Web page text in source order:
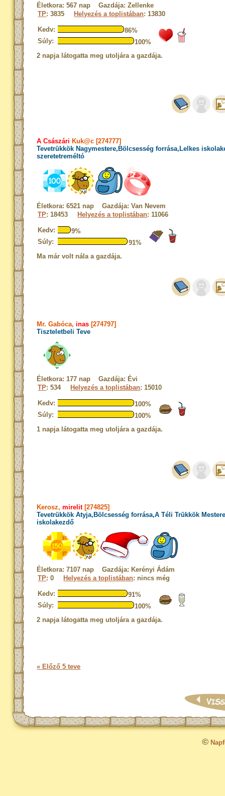
Életkora: 567 nap Gazdája: Zellenke
TP: 3835 Helyezés a toplistában: 13830
Kedv:
86%
Súly:
100%
2 napja látogatta meg utoljára a gazdája.
A Császári Kuk@c [274777]
Tevetrükkök Nagymestere,Bölcsesség forrása,Lelkes
szeretetreméltó
Életkora: 6521 nap Gazdája: Van Nevem
TP: 18453 Helyezés a toplistában: 11066
Kedv:
9%
Súly:
91%
Ma már volt nála a gazdája.
Mr. Gabóca,inas [274797]
Tiszteletbeli Teve
Életkora: 177 nap Gazdája: Évi
TP: 534 Helyezés a toplistában: 15010
Kedv:
100%
Súly:
100%
1 napja látogatta meg utoljára a gazdája.
Kerosz,mirelit[274825]
Tevetrükkök Atyja,Bölcsesség forrása,A Téli Trükkök
iskolakezdő
Életkora: 7107 nap Gazdája: Kerényi Ádám
TP: 0 Helyezés a toplistában: nincs még
Kedv:
91%
Súly:
100%
2 napja látogatta meg utoljára a gazdája.
« Előző 5 teve
©